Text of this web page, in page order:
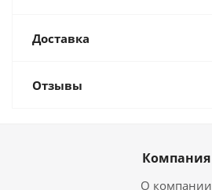
Доставка
Отзывы
Компания
О компании